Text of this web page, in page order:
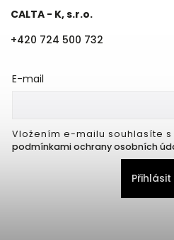
CALTA - K, s.r.o.
+420 724 500 732
E-mail
Vložením e-mailu souhlasíte s
podmínkami ochrany osobních
Přihlásit